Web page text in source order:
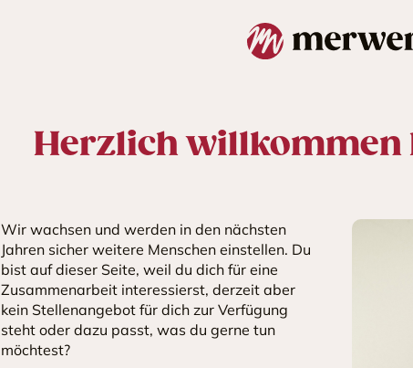
Herzlich willkommen
Wir wachsen und werden in den nächsten
Jahren sicher weitere Menschen einstellen. Du
bist auf dieser Seite, weil du dich für eine
Zusammenarbeit interessierst, derzeit aber
kein Stellenangebot für dich zur Verfügung
steht oder dazu passt, was du gerne tun
möchtest?